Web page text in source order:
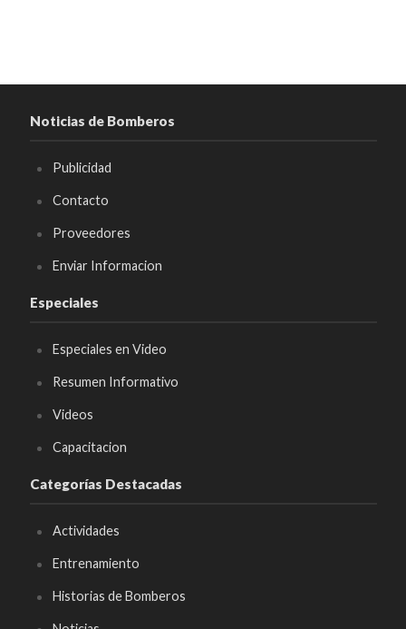
Noticias de Bomberos
Publicidad
Contacto
Proveedores
Enviar Informacion
Especiales
Especiales en Video
Resumen Informativo
Videos
Capacitacion
Categorías Destacadas
Actividades
Entrenamiento
Historias de Bomberos